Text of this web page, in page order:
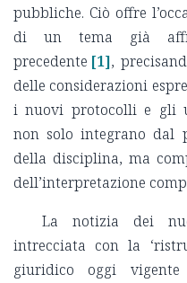
pubbliche. Ciò offre
di un tema già
precedente [1],
delle considerazioni
i nuovi protocolli e gli
non solo integrano dal
della disciplina, ma
dell’interpretazione
La notizia dei
intrecciata con la
giuridico oggi